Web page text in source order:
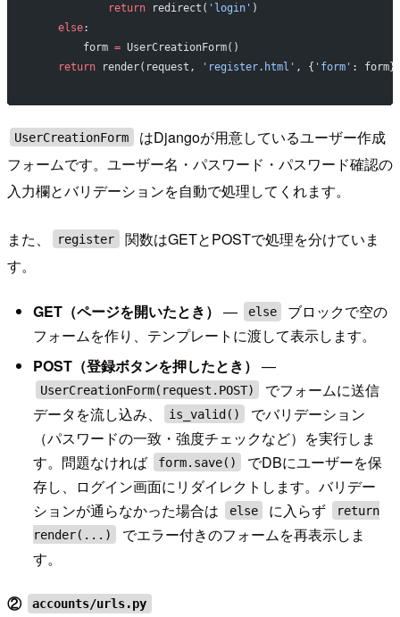
            return
redirect( 'login' )
    else
:
        form
= UserCreationForm()
    return
render(request, 'register.html' , { 'form' :
UserCreationForm
はDjangoが用意しているユーザー作成
フォームです。ユーザー名・パスワード・パスワード確認の
入力欄とバリデーションを自動で処理してくれます。
また、 register
関数はGETとPOSTで処理を分けていま
す。
GET（ページを開いたとき） — else
ブロックで空の
フォームを作り、テンプレートに渡して表示します。
POST（登録ボタンを押したとき） —
UserCreationForm(request.POST)
でフォームに送信
データを流し込み、
is_valid()
でバリデーション
（パスワードの一致・強度チェックなど）を実行しま
す。問題なければ
form.save()
でDBにユーザーを保
存し、ログイン画面にリダイレクトします。バリデー
ションが通らなかった場合は
else に入らず
return
render(...)
でエラー付きのフォームを再表示しま
す。
② accounts/urls.py